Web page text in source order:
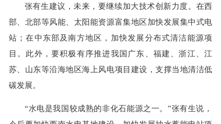
张有生建议，未来，要继续加大技术创新力度。在西
部、北部等风能、太阳能资源富集地区加快发展集中式电
站；在中东部及南方地区，加快发展分布式清洁能源项
目。此外，要积极有序推进我国广东、福建、浙江、江
苏、山东等沿海地区海上风电项目建设，支撑当地清洁低
碳发展。
“水电是我国较成熟的非化石能源之一。”张有生说，